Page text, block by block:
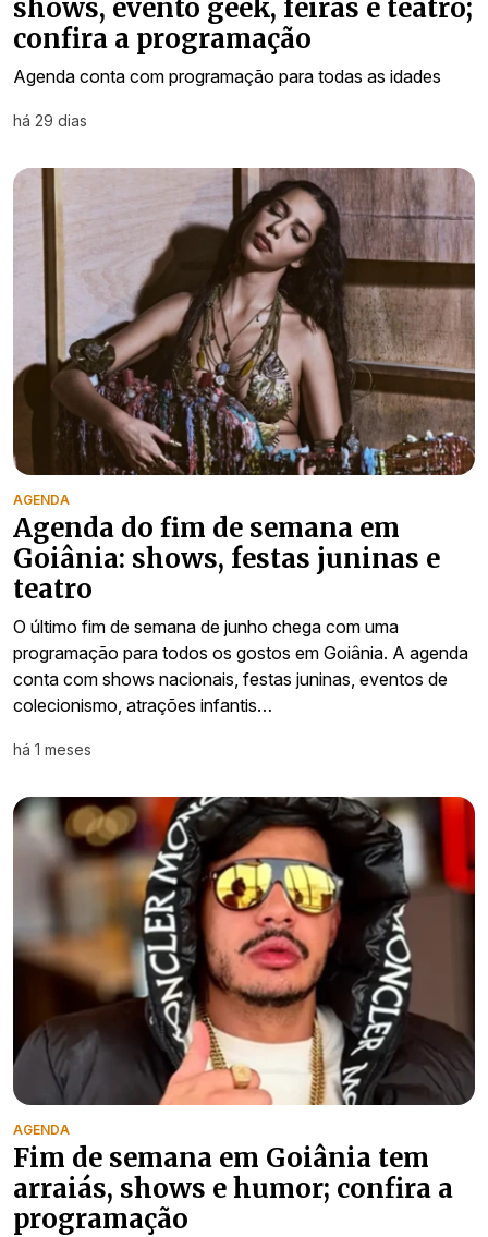
shows, evento geek, feiras e teatro;
confira a programação
Agenda conta com programação para todas as idades
há 29 dias
AGENDA
Agenda do fim de semana em
Goiânia: shows, festas juninas e
teatro
O último fim de semana de junho chega com uma
programação para todos os gostos em Goiânia. A agenda
conta com shows nacionais, festas juninas, eventos de
colecionismo, atrações infantis…
há 1 meses
AGENDA
Fim de semana em Goiânia tem
arraiás, shows e humor; confira a
programação